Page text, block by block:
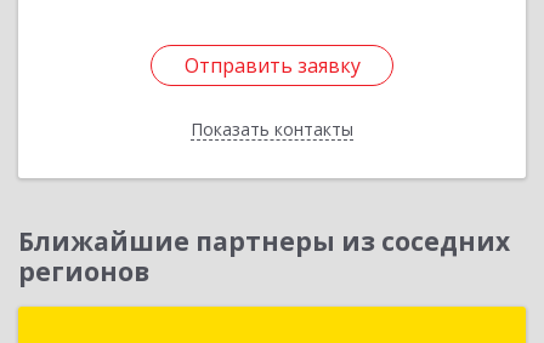
Отправить заявку
Показать контакты
Отправить заявку
Назад
Ближайшие партнеры из соседних
регионов